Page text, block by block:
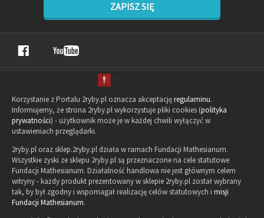
ZAPISZ SIĘ
Korzystanie z Portalu 2ryby.pl oznacza akceptacjęregulaminu.
Informujemy, że strona 2ryby.pl wykorzystuje pliki cookies (polityka
prywatności) - użytkownik może je w każdej chwili wyłączyć w
ustawieniach przeglądarki.
2ryby.pl oraz sklep.2ryby.pl działa w ramach Fundacji Mathesianum.
Wszystkie zyski ze sklepu 2ryby.pl są przeznaczone na cele statutowe
Fundacji Mathesianum. Działalność handlowa nie jest głównym celem
witryny - każdy produkt prezentowany w sklepie 2ryby.pl został wybrany
tak, by był zgodny i wspomagał realizację celów statutowych i misji
Fundacji Mathesianum.